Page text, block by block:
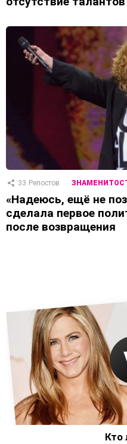
33 Репостов
«Надеюсь, ещё не
сделала первое
после возвращения
Кто